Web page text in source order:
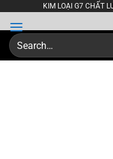
content
KIM LOẠI G7 CHẤT
Search
for: